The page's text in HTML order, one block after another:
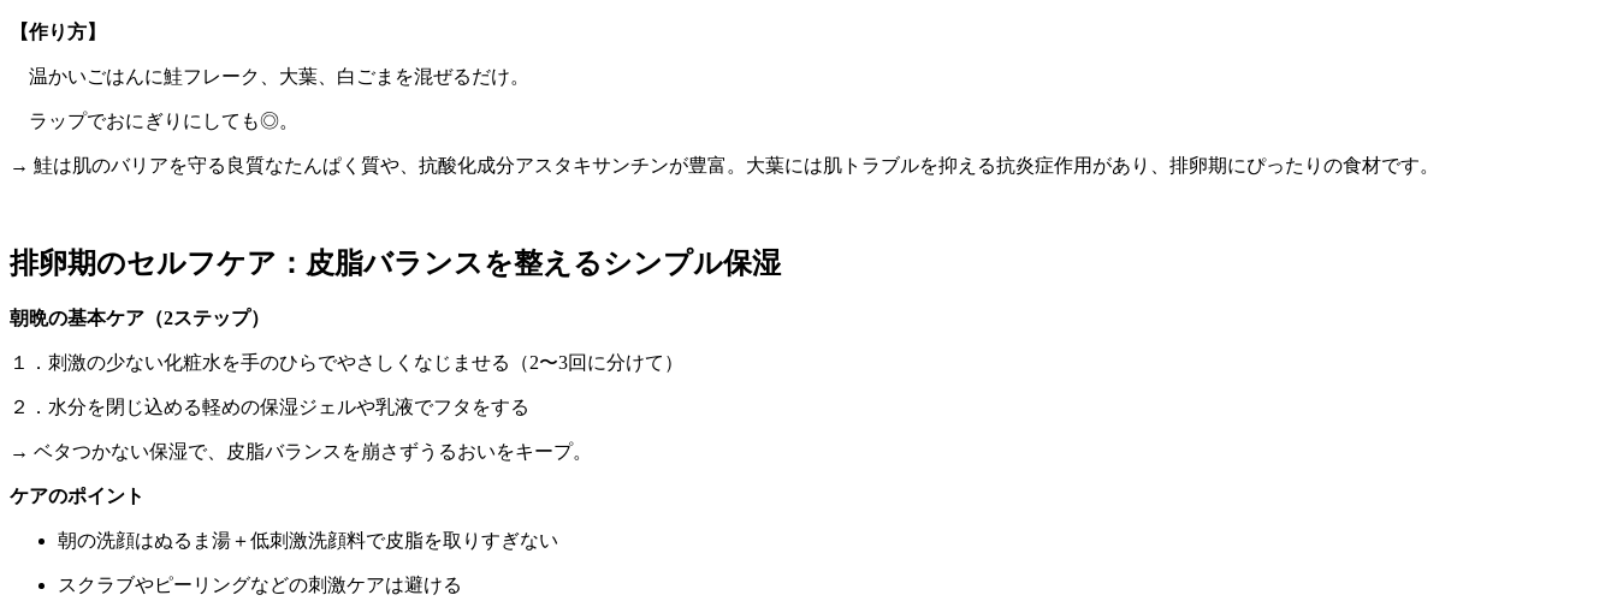
【作り方】
温かいごはんに鮭フレーク、大葉、白ごまを混ぜるだけ。
ラップでおにぎりにしても◎。
→ 鮭は肌のバリアを守る良質なたんぱく質や、抗酸化成分アスタキサンチンが豊富。大葉には肌トラブルを抑える抗炎症作用があり、排卵期にぴったりの食材です。
排卵期のセルフケア：皮脂バランスを整えるシンプル保湿
朝晩の基本ケア（2ステップ）
１．刺激の少ない化粧水を手のひらでやさしくなじませる（2〜3回に分けて）
２．水分を閉じ込める軽めの保湿ジェルや乳液でフタをする
→ ベタつかない保湿で、皮脂バランスを崩さずうるおいをキープ。
ケアのポイント
朝の洗顔はぬるま湯＋低刺激洗顔料で皮脂を取りすぎない
スクラブやピーリングなどの刺激ケアは避ける